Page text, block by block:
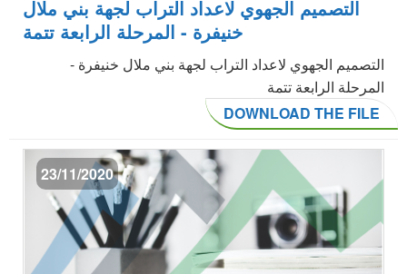
التصميم الجهوي لاعداد التراب لجهة بني ملال
خنيفرة - المرحلة الرابعة تتمة
التصميم الجهوي لاعداد التراب لجهة بني ملال خنيفرة -
المرحلة الرابعة تتمة
DOWNLOAD THE FILE
23/11/2020